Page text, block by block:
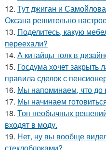
12. Тут джиган и
Оксана решительно
13. Поделитесь, какую
переехали?
14. А китайцы толк в
15. Госдума хочет
правила сделок с
16. Мы напоминаем, что до
17. Мы начинаем
18. Топ необычных
входят в моду.
19. Нет, ну вы вообще
стеклоблоками?